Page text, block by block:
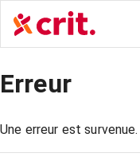
Erreur
Une erreur est survenue.